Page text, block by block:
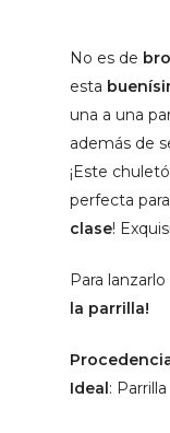
No es de
esta
una a una
además de
¡Este
perfecta
clase!
Para
la parrilla!
Ideal: Parrilla